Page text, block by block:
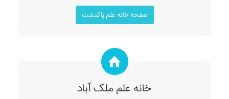
صفحه خانه علم پاکدشت
خانه علم ملک آباد